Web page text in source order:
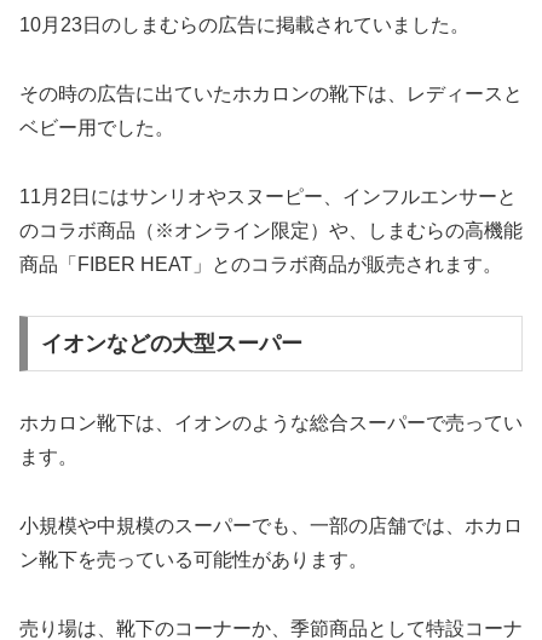
10月23日のしまむらの広告に掲載されていました。
その時の広告に出ていたホカロンの靴下は、レディースと
ベビー用でした。
11月2日にはサンリオやスヌーピー、インフルエンサーと
のコラボ商品（※オンライン限定）や、しまむらの高機能
商品「FIBER HEAT」とのコラボ商品が販売されます。
イオンなどの大型スーパー
ホカロン靴下は、イオンのような総合スーパーで売ってい
ます。
小規模や中規模のスーパーでも、一部の店舗では、ホカロ
ン靴下を売っている可能性があります。
売り場は、靴下のコーナーか、季節商品として特設コーナ